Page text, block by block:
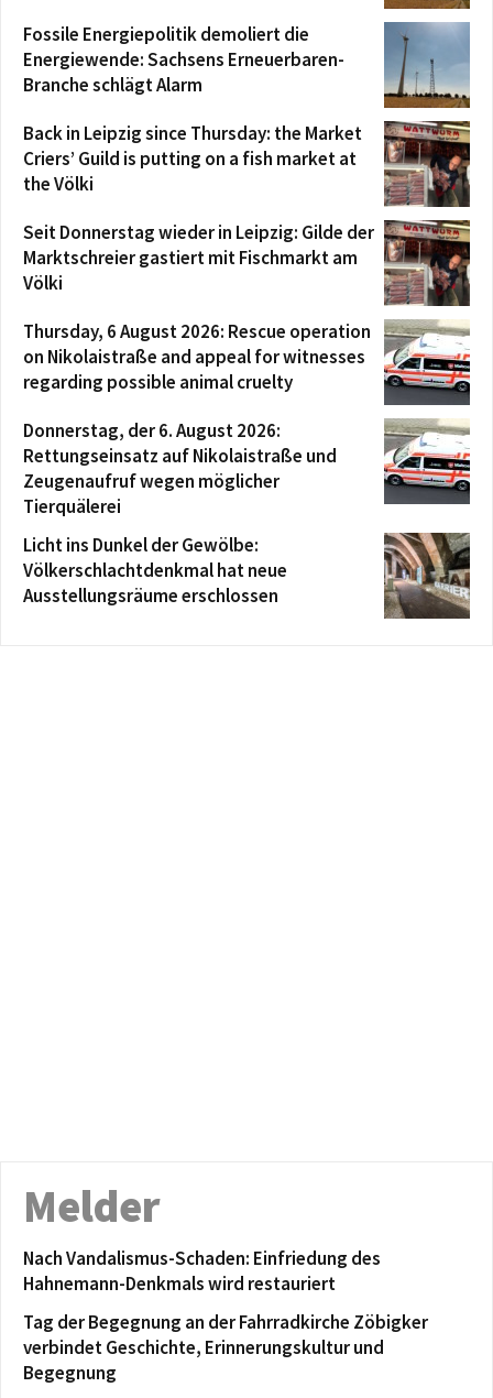
Fossile Energiepolitik demoliert die
Energiewende: Sachsens Erneuerbaren-
Branche schlägt Alarm
Back in Leipzig since Thursday: the Market
Criers’ Guild is putting on a fish market at
the Völki
Seit Donnerstag wieder in Leipzig: Gilde der
Marktschreier gastiert mit Fischmarkt am
Völki
Thursday, 6 August 2026: Rescue operation
on Nikolaistraße and appeal for witnesses
regarding possible animal cruelty
Donnerstag, der 6. August 2026:
Rettungseinsatz auf Nikolaistraße und
Zeugenaufruf wegen möglicher
Tierquälerei
Licht ins Dunkel der Gewölbe:
Völkerschlachtdenkmal hat neue
Ausstellungsräume erschlossen
Melder
Nach Vandalismus-Schaden: Einfriedung des
Hahnemann-Denkmals wird restauriert
Tag der Begegnung an der Fahrradkirche Zöbigker
verbindet Geschichte, Erinnerungskultur und
Begegnung